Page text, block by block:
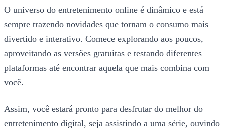
O universo do entretenimento online é dinâmico e está
sempre trazendo novidades que tornam o consumo mais
divertido e interativo. Comece explorando aos poucos,
aproveitando as versões gratuitas e testando diferentes
plataformas até encontrar aquela que mais combina com
você.
Assim, você estará pronto para desfrutar do melhor do
entretenimento digital, seja assistindo a uma série, ouvindo